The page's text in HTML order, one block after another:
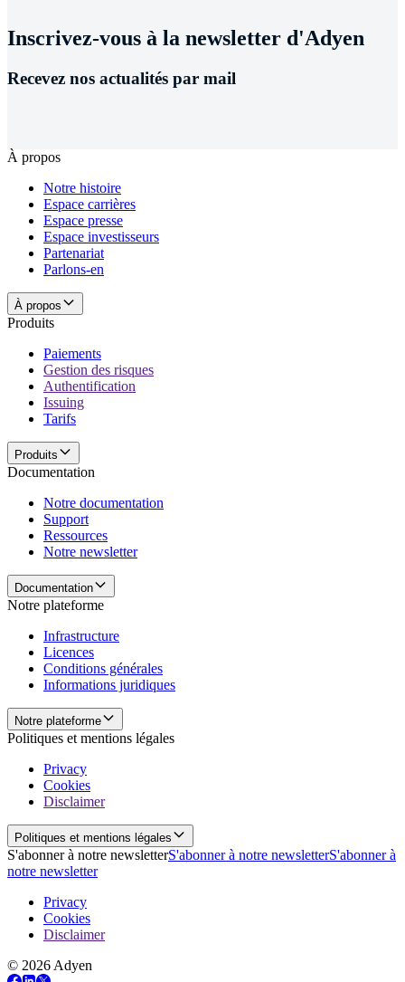
Inscrivez-vous à la newsletter d'Adyen
Recevez nos actualités par mail
À propos
Notre histoire
Espace carrières
Espace presse
Espace investisseurs
Partenariat
Parlons-en
À propos
Produits
Paiements
Gestion des risques
Authentification
Issuing
Tarifs
Produits
Documentation
Notre documentation
Support
Ressources
Notre newsletter
Documentation
Notre plateforme
Infrastructure
Licences
Conditions générales
Informations juridiques
Notre plateforme
Politiques et mentions légales
Privacy
Cookies
Disclaimer
Politiques et mentions légales
S'abonner à notre newsletterS'abonner à notre newsletterS'abonner à
notre newsletter
Privacy
Cookies
Disclaimer
© 2026 Adyen